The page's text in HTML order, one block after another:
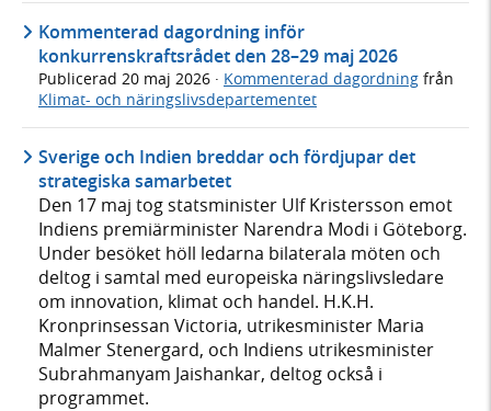
Kommenterad dagordning inför
konkurrenskraftsrådet den 28–29 maj 2026
Publicerad 20 maj 2026 · Kommenterad dagordning från
Klimat- och näringslivsdepartementet
Sverige och Indien breddar och fördjupar det
strategiska samarbetet
Den 17 maj tog statsminister Ulf Kristersson emot
Indiens premiärminister Narendra Modi i Göteborg.
Under besöket höll ledarna bilaterala möten och
deltog i samtal med europeiska näringslivsledare
om innovation, klimat och handel. H.K.H.
Kronprinsessan Victoria, utrikesminister Maria
Malmer Stenergard, och Indiens utrikesminister
Subrahmanyam Jaishankar, deltog också i
programmet.